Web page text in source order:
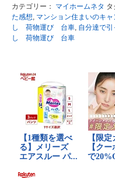
カテゴリー： マイホームネタ タ
た感想, マンション住まいのキャ
し 荷物運び 台車, 自分達で
し 荷物運び 台車